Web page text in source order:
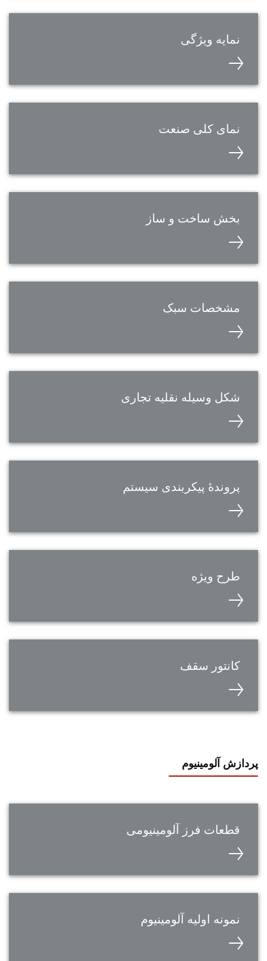
نمایه ویژگی
نمای کلی صنعت
بخش ساخت و ساز
مشخصات سبک
شکل وسیله نقلیه تجاری
پروندۀ پیکربندی سیستم
طرح ویژه
کانتور سقف
آلومینیوم
قطعات فرز آلومینیومی
نمونه اولیه آلومینیوم